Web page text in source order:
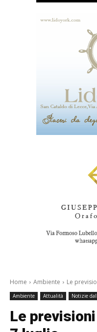
Home Ambiente Le
Ambiente Attualità Notizie
Le